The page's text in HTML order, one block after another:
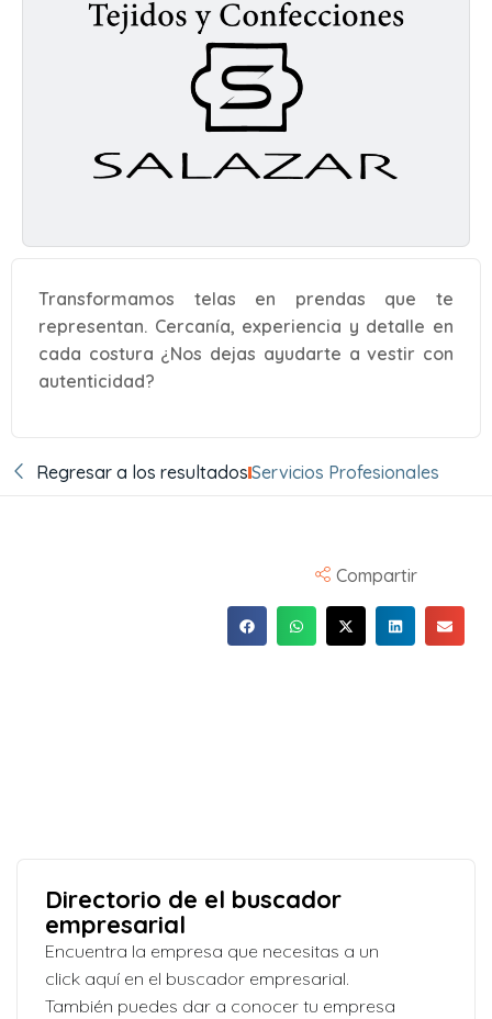
Transformamos telas en prendas que te
representan. Cercanía, experiencia y detalle en
cada costura ¿Nos dejas ayudarte a vestir con
autenticidad?
Regresar a los resultadosServicios Profesionales
Compartir
Directorio de el buscador
empresarial
Encuentra la empresa que necesitas a un
click aquí en el buscador empresarial.
También puedes dar a conocer tu empresa